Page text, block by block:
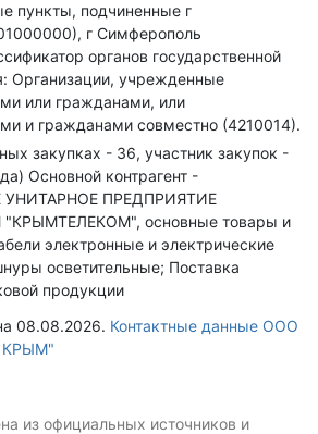
пункты, подчиненные г
г Симферополь
органов государственной
Организации, учрежденные
или гражданами, или
и гражданами совместно (4210014).
закупках - 36, участник закупок -
Основной контрагент -
ПРЕДПРИЯТИЕ
основные товары и
электронные и электрические
осветительные; Поставка
продукции
08.08.2026. Контактные данные ООО
КРЫМ"
из официальных источников и